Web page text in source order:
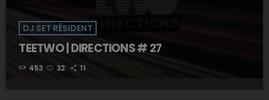
DJ SET RÉSIDENT
TEETWO | DIRECTIONS # 27
453 32 11